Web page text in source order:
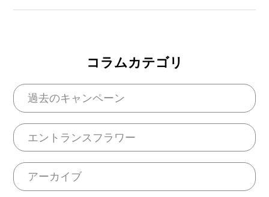
コラムカテゴリ
過去のキャンペーン
エントランスフラワー
アーカイブ